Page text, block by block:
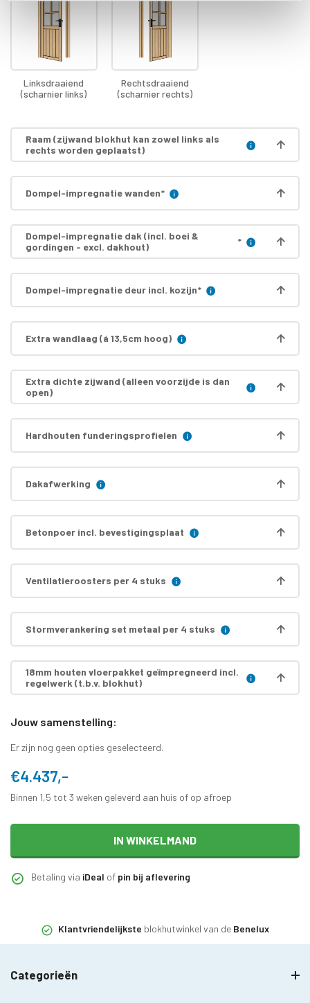
Linksdraaiend
(scharnier links)
Rechtsdraaiend
(scharnier rechts)
Raam (zijwand blokhut kan zowel links als
rechts worden geplaatst)
Dompel-impregnatie wanden*
Dompel-impregnatie dak (incl. boei &
gordingen - excl. dakhout)
*
Dompel-impregnatie deur incl. kozijn*
Extra wandlaag (á 13,5cm hoog)
Extra dichte zijwand (alleen voorzijde is dan
open)
Hardhouten funderingsprofielen
Dakafwerking
Betonpoer incl. bevestigingsplaat
Ventilatieroosters per 4 stuks
Stormverankering set metaal per 4 stuks
18mm houten vloerpakket geïmpregneerd incl.
regelwerk (t.b.v. blokhut)
Jouw samenstelling:
Er zijn nog geen opties geselecteerd.
€4.437,-
Binnen 1,5 tot 3 weken geleverd aan huis of op afroep
IN WINKELMAND
Betaling via iDeal of pin bij aflevering
Klantvriendelijkste blokhutwinkel van de Benelux
Categorieën